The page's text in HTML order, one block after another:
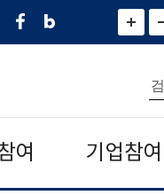
페
네
그
)
화
면
통
합
검
색
여 기업참여